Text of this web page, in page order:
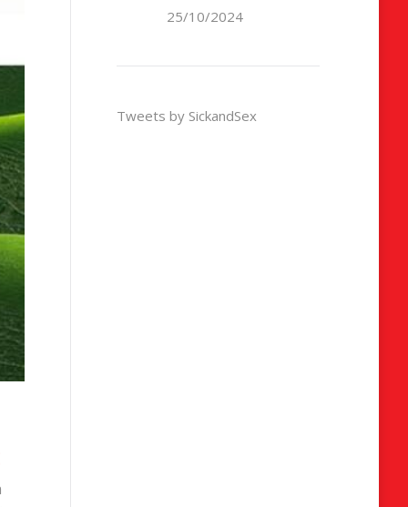
25/10/2024
Tweets by SickandSex